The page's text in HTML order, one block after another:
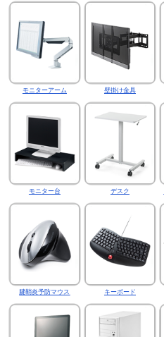
モニターアーム 壁掛け金具
モニター台 デスク
腱鞘炎予防マウス キーボード